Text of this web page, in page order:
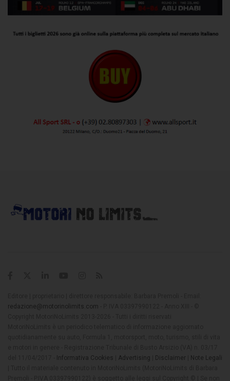
redazione@motorinolimits.com
Informativa Cookies Advertising Disclaimer
Note Legali